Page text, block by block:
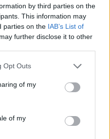
by third parties on the
This information may
parties on the IAB’s List of
further disclose it to other
Opt Outs
of my
of my
ΚΑΘΑΡΟΣ
ΚΑΘΑΡΟΣ
ΚΑΘΑΡΟΣ
ΚΑΘΑΡΟΣ